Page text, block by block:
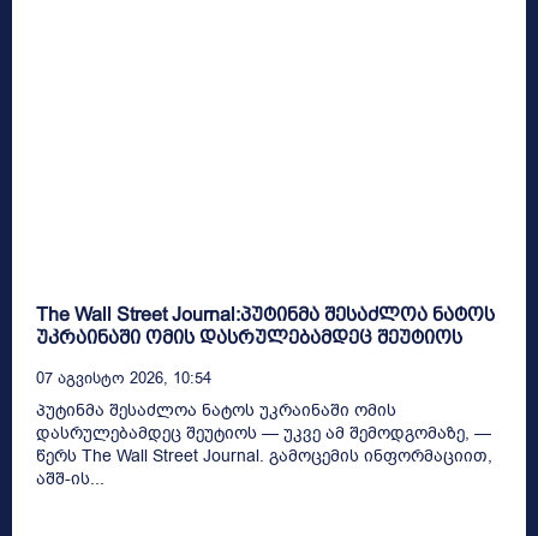
The Wall Street Journal:პუტინმა შესაძლოა ნატოს
უკრაინაში ომის დასრულებამდეც შეუტიოს
07 Აგვისტო 2026, 10:54
პუტინმა შესაძლოა ნატოს უკრაინაში ომის
დასრულებამდეც შეუტიოს — უკვე ამ შემოდგომაზე, —
წერს The Wall Street Journal. გამოცემის ინფორმაციით,
აშშ-ის...